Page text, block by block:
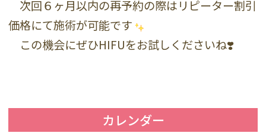
次回６ヶ月以内の再予約の際はリピーター割引
価格にて施術が可能です
この機会にぜひHIFUをお試しくださいね❣️
カレンダー